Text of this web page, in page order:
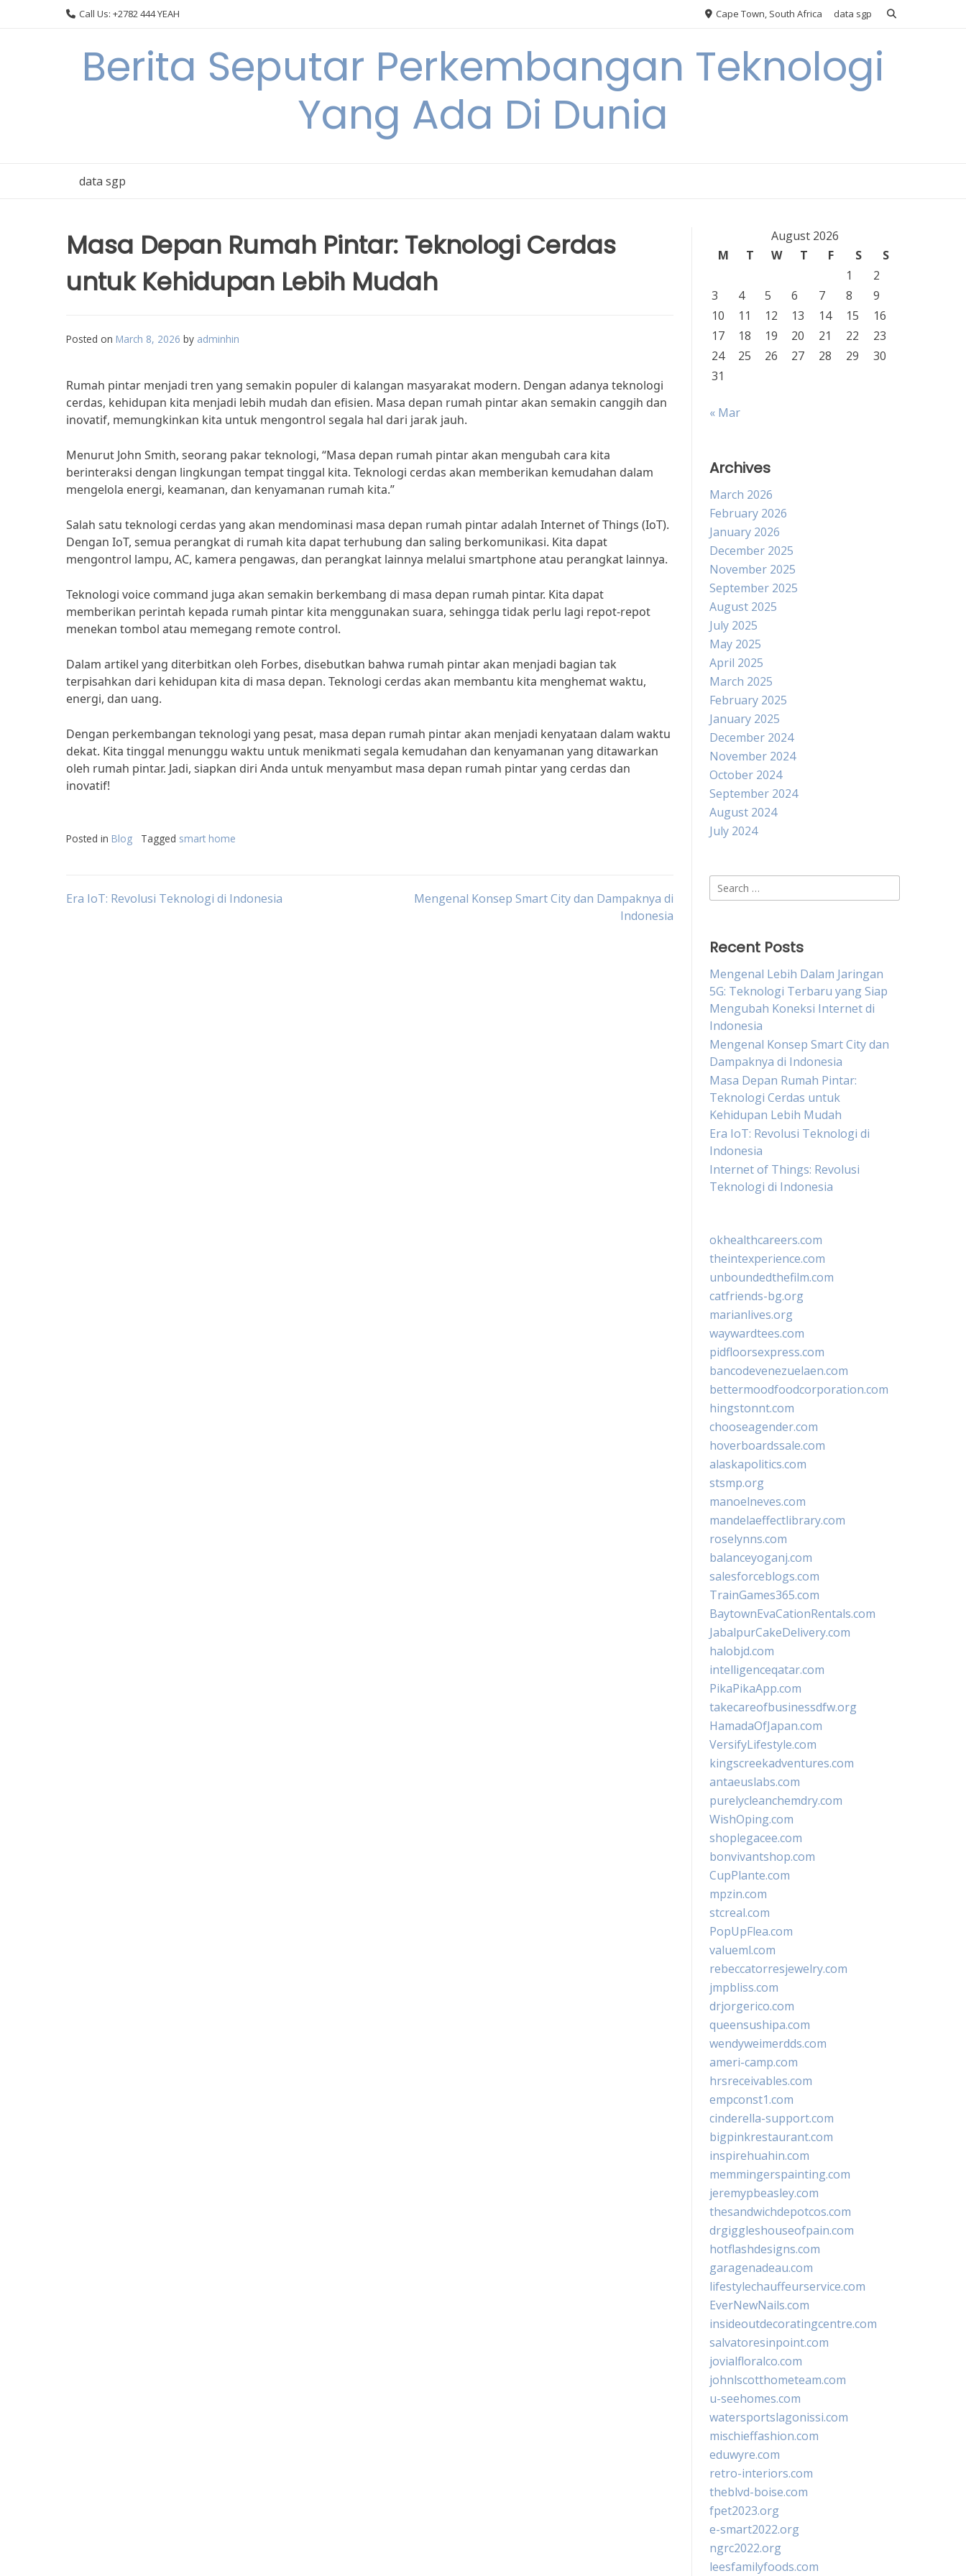
Call Us: +2782 444 YEAH Cape Town, South Africa data sgp
Berita Seputar Perkembangan Teknologi
Yang Ada Di Dunia
data sgp
Masa Depan Rumah Pintar: Teknologi Cerdas
untuk Kehidupan Lebih Mudah
Posted on March 8, 2026 by adminhin
Rumah pintar menjadi tren yang semakin populer di kalangan masyarakat modern. Dengan adanya teknologi
cerdas, kehidupan kita menjadi lebih mudah dan efisien. Masa depan rumah pintar akan semakin canggih dan
inovatif, memungkinkan kita untuk mengontrol segala hal dari jarak jauh.
Menurut John Smith, seorang pakar teknologi, “Masa depan rumah pintar akan mengubah cara kita
berinteraksi dengan lingkungan tempat tinggal kita. Teknologi cerdas akan memberikan kemudahan dalam
mengelola energi, keamanan, dan kenyamanan rumah kita.”
Salah satu teknologi cerdas yang akan mendominasi masa depan rumah pintar adalah Internet of Things (IoT).
Dengan IoT, semua perangkat di rumah kita dapat terhubung dan saling berkomunikasi. Kita dapat
mengontrol lampu, AC, kamera pengawas, dan perangkat lainnya melalui smartphone atau perangkat lainnya.
Teknologi voice command juga akan semakin berkembang di masa depan rumah pintar. Kita dapat
memberikan perintah kepada rumah pintar kita menggunakan suara, sehingga tidak perlu lagi repot-repot
menekan tombol atau memegang remote control.
Dalam artikel yang diterbitkan oleh Forbes, disebutkan bahwa rumah pintar akan menjadi bagian tak
terpisahkan dari kehidupan kita di masa depan. Teknologi cerdas akan membantu kita menghemat waktu,
energi, dan uang.
Dengan perkembangan teknologi yang pesat, masa depan rumah pintar akan menjadi kenyataan dalam waktu
dekat. Kita tinggal menunggu waktu untuk menikmati segala kemudahan dan kenyamanan yang ditawarkan
oleh rumah pintar. Jadi, siapkan diri Anda untuk menyambut masa depan rumah pintar yang cerdas dan
inovatif!
Posted in Blog Tagged smart home
Post
Era IoT: Revolusi Teknologi di Indonesia
Mengenal Konsep Smart City dan Dampaknya di
Indonesia
August 2026
M
T W T F S
S
1
2
3
4 5 6 7 8
9
10
11 12 13 14 15
16
17
18 19 20 21 22
23
24
25 26 27 28 29
30
31
« Mar
Archives
March 2026
February 2026
January 2026
December 2025
November 2025
September 2025
August 2025
July 2025
May 2025
April 2025
March 2025
February 2025
January 2025
December 2024
November 2024
October 2024
September 2024
August 2024
July 2024
Search
for:
Recent Posts
Mengenal Lebih Dalam Jaringan
5G: Teknologi Terbaru yang Siap
Mengubah Koneksi Internet di
Indonesia
Mengenal Konsep Smart City dan
Dampaknya di Indonesia
Masa Depan Rumah Pintar:
Teknologi Cerdas untuk
Kehidupan Lebih Mudah
Era IoT: Revolusi Teknologi di
Indonesia
Internet of Things: Revolusi
Teknologi di Indonesia
okhealthcareers.com
theintexperience.com
unboundedthefilm.com
catfriends-bg.org
marianlives.org
waywardtees.com
pidfloorsexpress.com
bancodevenezuelaen.com
bettermoodfoodcorporation.com
hingstonnt.com
chooseagender.com
hoverboardssale.com
alaskapolitics.com
stsmp.org
manoelneves.com
mandelaeffectlibrary.com
roselynns.com
balanceyoganj.com
salesforceblogs.com
TrainGames365.com
BaytownEvaCationRentals.com
JabalpurCakeDelivery.com
halobjd.com
intelligenceqatar.com
PikaPikaApp.com
takecareofbusinessdfw.org
HamadaOfJapan.com
VersifyLifestyle.com
kingscreekadventures.com
antaeuslabs.com
purelycleanchemdry.com
WishOping.com
shoplegacee.com
bonvivantshop.com
CupPlante.com
mpzin.com
stcreal.com
PopUpFlea.com
valueml.com
rebeccatorresjewelry.com
jmpbliss.com
drjorgerico.com
queensushipa.com
wendyweimerdds.com
ameri-camp.com
hrsreceivables.com
empconst1.com
cinderella-support.com
bigpinkrestaurant.com
inspirehuahin.com
memmingerspainting.com
jeremypbeasley.com
thesandwichdepotcos.com
drgiggleshouseofpain.com
hotflashdesigns.com
garagenadeau.com
lifestylechauffeurservice.com
EverNewNails.com
insideoutdecoratingcentre.com
salvatoresinpoint.com
jovialfloralco.com
johnlscotthometeam.com
u-seehomes.com
watersportslagonissi.com
mischieffashion.com
eduwyre.com
retro-interiors.com
theblvd-boise.com
fpet2023.org
e-smart2022.org
ngrc2022.org
leesfamilyfoods.com